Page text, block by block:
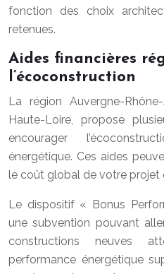
fonction des choix
retenues.
Aides financières
l’écoconstruction
La région Auvergne-
Haute-Loire, propose
encourager
énergétique. Ces aides
le coût global de votre projet
Le dispositif « Bonus
une subvention pouvant
constructions neuves
performance énergétique